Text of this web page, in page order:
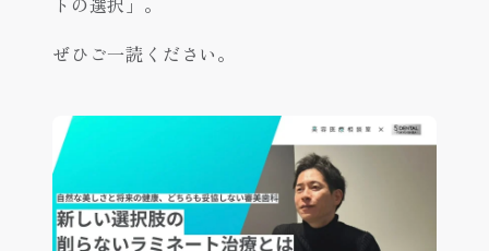
ぜひご一読ください。